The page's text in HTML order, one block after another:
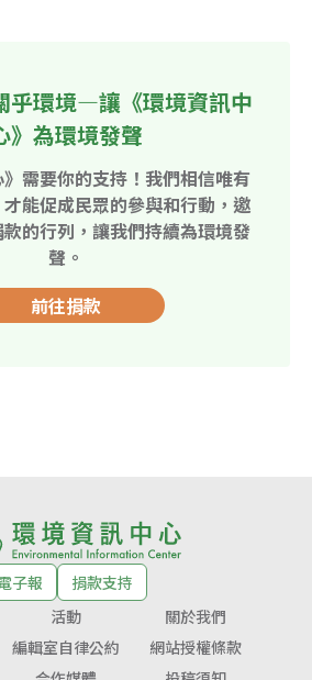
乎環境—讓《環境資訊中
》為環境發聲
》需要你的支持！我們相信唯有
能促成民眾的參與和行動，邀
的行列，讓我們持續為環境發
聲。
前往捐款
子報
捐款支持
活動
關於我們
編輯室自律公約
網站授權條款